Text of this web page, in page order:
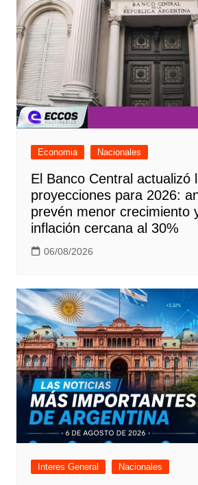
Economia Nacionales
El Banco Central actualizó
proyecciones para 2026:
prevén menor crecimiento
inflación cercana al 30%
06/08/2026
Interes General Nacionales